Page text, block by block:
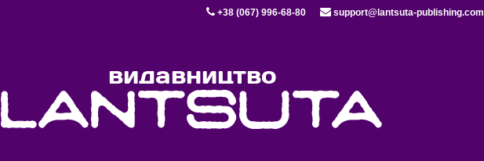
+38 (067) 996-68-80 support@lantsuta-publishing.com
видавництво
lantsuta